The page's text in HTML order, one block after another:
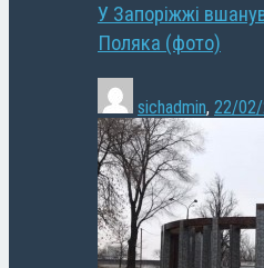
У Запоріжжі
Поляка (фото)
sichadmin, 22/